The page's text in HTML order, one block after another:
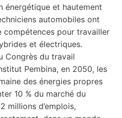
énergétique et hautement
automobiles ont
compétences pour travailler
et électriques.
Congrès du travail
Pembina, en 2050, les
des énergies propres
10 % du marché du
millions d’emplois,